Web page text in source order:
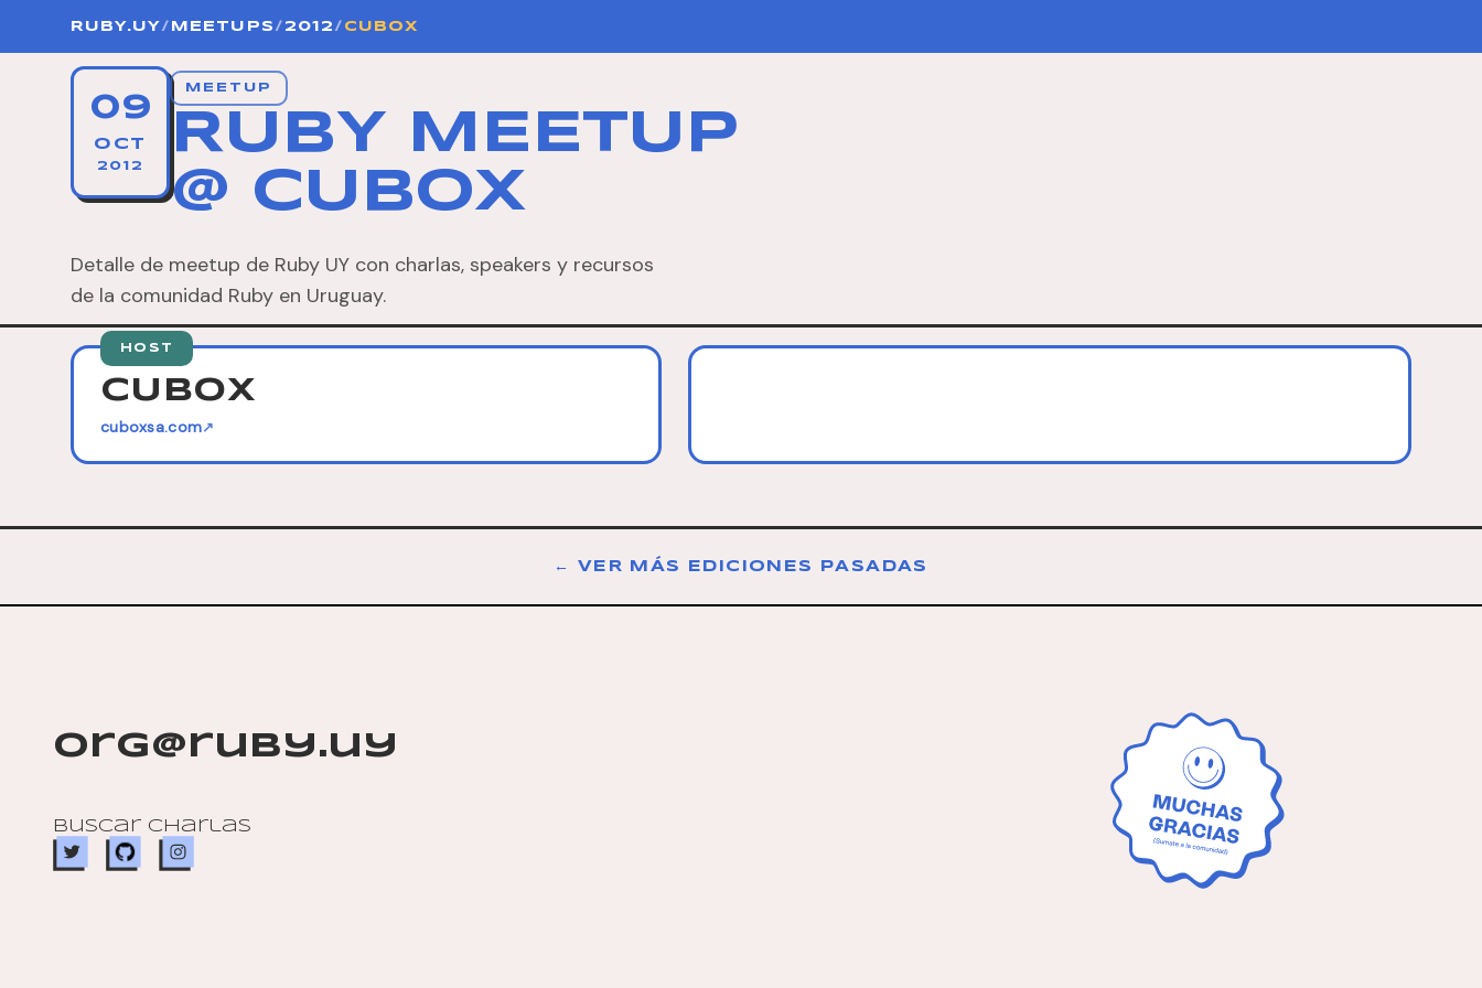
RUBY.UY/ MEETUPS / 2012 / CUBOX
09
OCT
2012
MEETUP
RUBY MEETUP
@ CUBOX
Detalle de meetup de Ruby UY con charlas, speakers y recursos
de la comunidad Ruby en Uruguay.
HOST
CUBOX
cuboxsa.com↗
← VER MÁS EDICIONES PASADAS
org@ruby.uy
Buscar charlas